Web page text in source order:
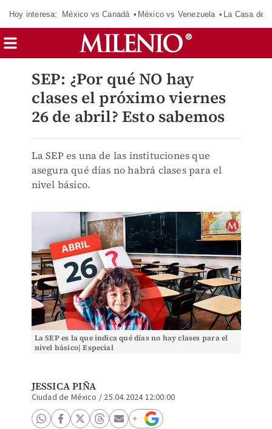
Hoy interesa: México vs Canadá México vs Venezuela La Casa de
SEP: ¿Por qué NO hay
clases el próximo viernes
26 de abril? Esto sabemos
La SEP es una de las instituciones que
asegura qué días no habrá clases para el
nivel básico.
La SEP es la que indica qué días no hay clases para el
nivel básico| Especial
JESSICA PIÑA
Ciudad de México / 25.04.2024 12:00:00